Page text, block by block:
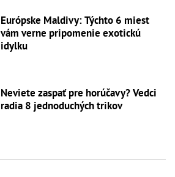
Európske Maldivy: Týchto 6 miest
vám verne pripomenie exotickú
idylku
Neviete zaspať pre horúčavy? Vedci
radia 8 jednoduchých trikov